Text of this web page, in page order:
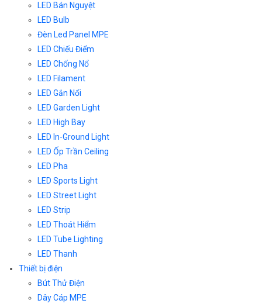
LED Bán Nguyệt
LED Bulb
Đèn Led Panel MPE
LED Chiếu Điểm
LED Chống Nổ
LED Filament
LED Gắn Nổi
LED Garden Light
LED High Bay
LED In-Ground Light
LED Ốp Trần Ceiling
LED Pha
LED Sports Light
LED Street Light
LED Strip
LED Thoát Hiểm
LED Tube Lighting
LED Thanh
Thiết bị điện
Bút Thử Điện
Dây Cáp MPE